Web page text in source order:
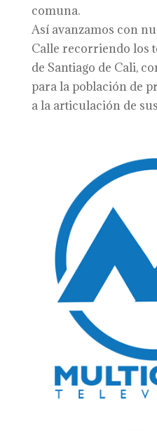
comuna.
Así avanzamos con
Calle recorriendo los
de Santiago de Cali,
para la población de
a la articulación de